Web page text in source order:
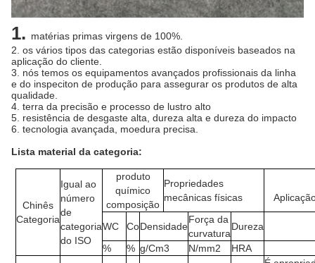
1. matérias primas virgens de 100%.
2. os vários tipos das categorias estão disponíveis baseados na
aplicação do cliente.
3. nós temos os equipamentos avançados profissionais da linha
e do inspeciton de produção para assegurar os produtos de alta
qualidade.
4. terra da precisão e processo de lustro alto
5. resistência de desgaste alta, dureza alta e dureza do impacto
6. tecnologia avançada, moedura precisa.
Lista material da categoria:
Chinês
Categoria
Igual ao
número
de
categoria
do ISO
produto
químico
composição
Propriedades
mecânicas físicas
WC CoDensidade
Força da
curvatura
Dureza
%
% g/Cm3 N/mm2 HRA